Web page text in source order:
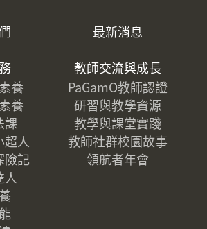
最新消息
養
養
課
超人
險記
人
教師交流與成長
PaGamO教師認證
研習與教學資源
教學與課堂實踐
教師社群校園故事
領航者年會